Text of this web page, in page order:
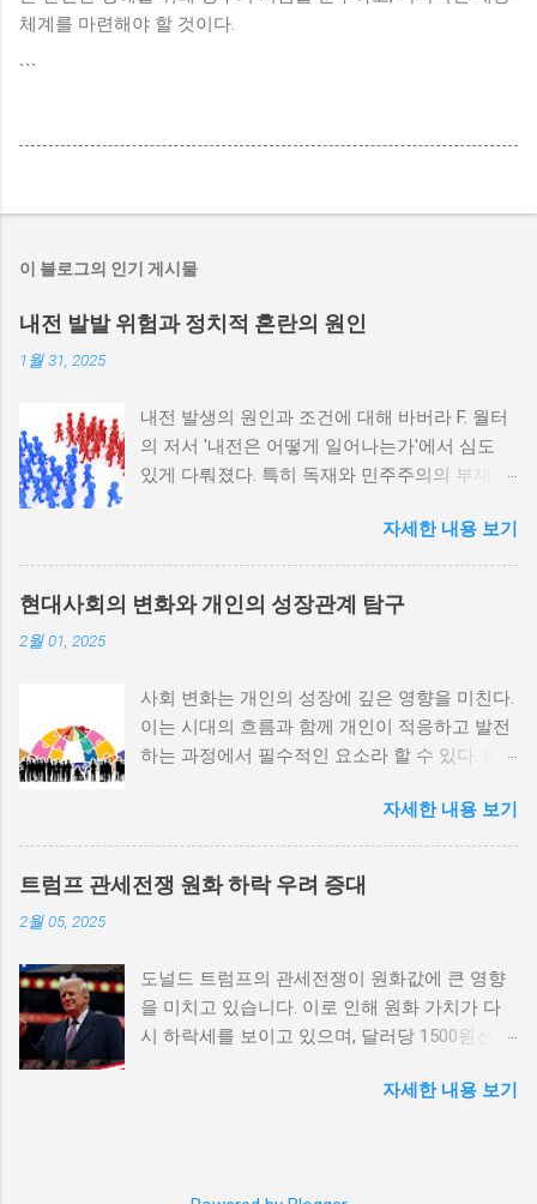
체계를 마련해야 할 것이다.
```
이 블로그의 인기 게시물
내전 발발 위험과 정치적 혼란의 원인
1월 31, 2025
내전 발생의 원인과 조건에 대해 바버라 F. 월터
의 저서 '내전은 어떻게 일어나는가'에서 심도
있게 다뤄졌다. 특히 독재와 민주주의의 부재가
정치적 파벌화와 경제·군사 체제의 불안정성이
내전의 촉매제가 된다는 사실은 우리에게 중요
한 교훈을 준다. 정치적 불안정성과 내전 발발
위험 정치적 불안정성은 내전 발발의 핵심 요인
적 갈등이 심화되고, 이로 인해 내전의 위험이
증가한다. 이와 같은 경우, 국민들은 정부에 대
한 불만을 느끼고, 체제 전복을 위해 무장 세력
역사적으로도 정치적 불안정성이 높은 국가에
서는 종종 내전이 발발했던 예가 많다. 이러한
비극적인 상황을 방지하기 위해서는 먼저 정치
한 원인 중 하나는 경제적 불균형이다. 경제가
일부 계층에 의해 독점되고, 대다수의 국민이 경
제적 불안정과 빈곤 속에서 고통받게 되면, 사회
적 불만이 쌓이기 마련이다. 이와 같은 경제적
하며, 사회적 불안이 증대할 경우 시민들은 무장
자세한 내용 보기
현대사회의 변화와 개인의 성장관계 탐구
2월 01, 2025
사회 변화는 개인의 성장에 깊은 영향을 미친다.
이는 시대의 흐름과 함께 개인이 적응하고 발전
하는 과정에서 필수적인 요소라 할 수 있다. 따
탐구하는 것이 필요하다. 사회 변화의 의미와 구
조 사회 변화란 특정 사회의 구조, 문화, 가치관
등이 시간이 지남에 따라 변화하는 과정을 의미
한다. 이러한 변화는 다양한 요인에 의해 발생할
이루어진다. 예를 들어, 산업 혁명은 사람들이
일하는 방식과 생활 방식을 완전히 변화시켰다.
이에 따라 개인의 역할과 목표 또한 변화할 수밖
로운 기회를 창출한다. 예를 들어, 정보통신기술
자세한 내용 보기
트럼프 관세전쟁 원화 하락 우려 증대
2월 05, 2025
도널드 트럼프의 관세전쟁이 원화값에 큰 영향
을 미치고 있습니다. 이로 인해 원화 가치가 다
시 하락세를 보이고 있으며, 달러당 1500원선이
이러한 경제적 변화가 앞으로 어떻게 전개될지
자세한 내용 보기